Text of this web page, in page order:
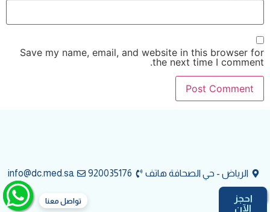
Save my name, email, and website in this browser for
the next time I comment.
الرياض - حي الصحافة هاتف 920035176
info@dc.med.sa
تواصل معنا
احجز
الآن